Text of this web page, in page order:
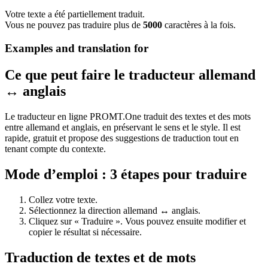
Votre texte a été partiellement traduit.
Vous ne pouvez pas traduire plus de 5000 caractères à la fois.
Examples and translation for
Ce que peut faire le traducteur allemand
↔ anglais
Le traducteur en ligne PROMT.One traduit des textes et des mots
entre allemand et anglais, en préservant le sens et le style. Il est
rapide, gratuit et propose des suggestions de traduction tout en
tenant compte du contexte.
Mode d’emploi : 3 étapes pour traduire
Collez votre texte.
Sélectionnez la direction allemand ↔ anglais.
Cliquez sur « Traduire ». Vous pouvez ensuite modifier et
copier le résultat si nécessaire.
Traduction de textes et de mots